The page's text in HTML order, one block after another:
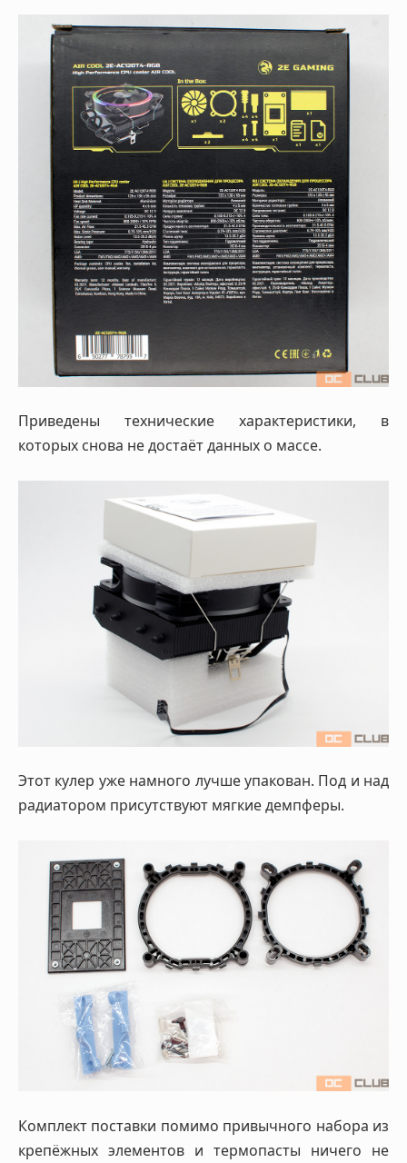
Приведены технические характеристики, в
которых снова не достаёт данных о массе.
Этот кулер уже намного лучше упакован. Под и над
радиатором присутствуют мягкие демпферы.
Комплект поставки помимо привычного набора из
крепёжных элементов и термопасты ничего не